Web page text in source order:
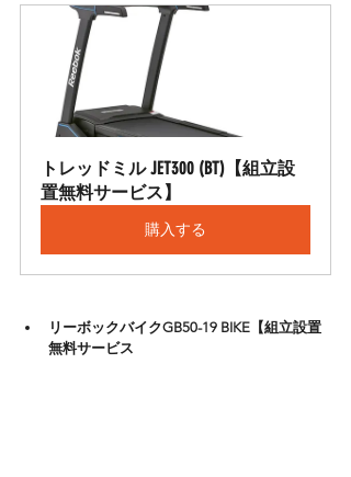
トレッドミル JET300 (BT)【組立設
置無料サービス】
購入する
リーボックバイクGB50-19 BIKE【組立設置
無料サービス